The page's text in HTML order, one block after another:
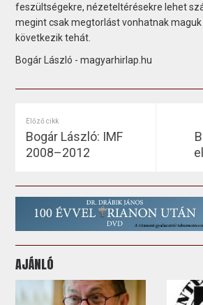
feszültségekre, nézeteltérésekre lehet
megint csak megtorlást vonhatnak maguk
következik tehát.
Bogár László - magyarhirlap.hu
Előző cikk
Bogár László: IMF
2008–2012
AJÁNLÓ